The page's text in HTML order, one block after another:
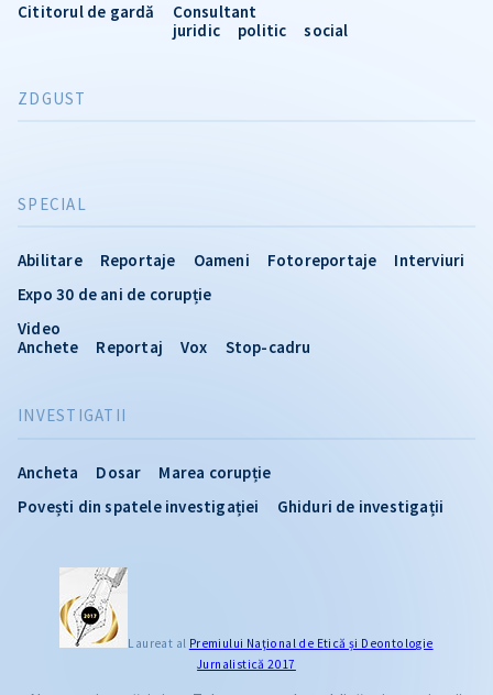
INVESTIGATII
Ancheta Dosar
Marea corupție
Povești din spatele investigației
Ghiduri de investigații
SPECIAL
Abilitare Reportaje Oameni Fotoreportaje
Interviuri
Expo 30 de ani de corupție
Video
Anchete
Reportaj Vox Stop-cadru
Cititorul de gardă
Consultant
juridic
politic social
ZDGUST
Laureat al Premiului Naţional de Etică și Deontologie
Jurnalistică 2017